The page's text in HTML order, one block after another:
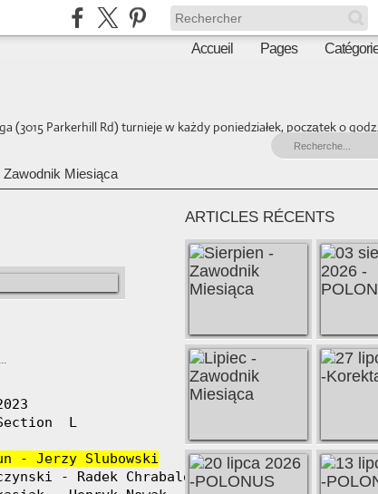
Accueil Pages
Parkerhill Rd) turnieje w każdy poniedziałek, początek o
Zawodnik Miesiąca
L
- Jerzy Slubowski
ARTICLES RÉCENTS